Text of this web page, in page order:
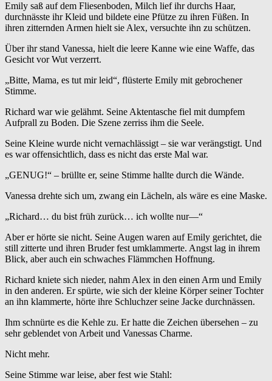
Emily saß auf dem Fliesenboden, Milch lief ihr durchs Haar,
durchnässte ihr Kleid und bildete eine Pfütze zu ihren Füßen. In
ihren zitternden Armen hielt sie Alex, versuchte ihn zu schützen.
Über ihr stand Vanessa, hielt die leere Kanne wie eine Waffe, das
Gesicht vor Wut verzerrt.
„Bitte, Mama, es tut mir leid“, flüsterte Emily mit gebrochener
Stimme.
Richard war wie gelähmt. Seine Aktentasche fiel mit dumpfem
Aufprall zu Boden. Die Szene zerriss ihm die Seele.
Seine Kleine wurde nicht vernachlässigt – sie war verängstigt. Und
es war offensichtlich, dass es nicht das erste Mal war.
„GENUG!“ – brüllte er, seine Stimme hallte durch die Wände.
Vanessa drehte sich um, zwang ein Lächeln, als wäre es eine Maske.
„Richard… du bist früh zurück… ich wollte nur—“
Aber er hörte sie nicht. Seine Augen waren auf Emily gerichtet, die
still zitterte und ihren Bruder fest umklammerte. Angst lag in ihrem
Blick, aber auch ein schwaches Flämmchen Hoffnung.
Richard kniete sich nieder, nahm Alex in den einen Arm und Emily
in den anderen. Er spürte, wie sich der kleine Körper seiner Tochter
an ihn klammerte, hörte ihre Schluchzer seine Jacke durchnässen.
Ihm schnürte es die Kehle zu. Er hatte die Zeichen übersehen – zu
sehr geblendet von Arbeit und Vanessas Charme.
Nicht mehr.
Seine Stimme war leise, aber fest wie Stahl: